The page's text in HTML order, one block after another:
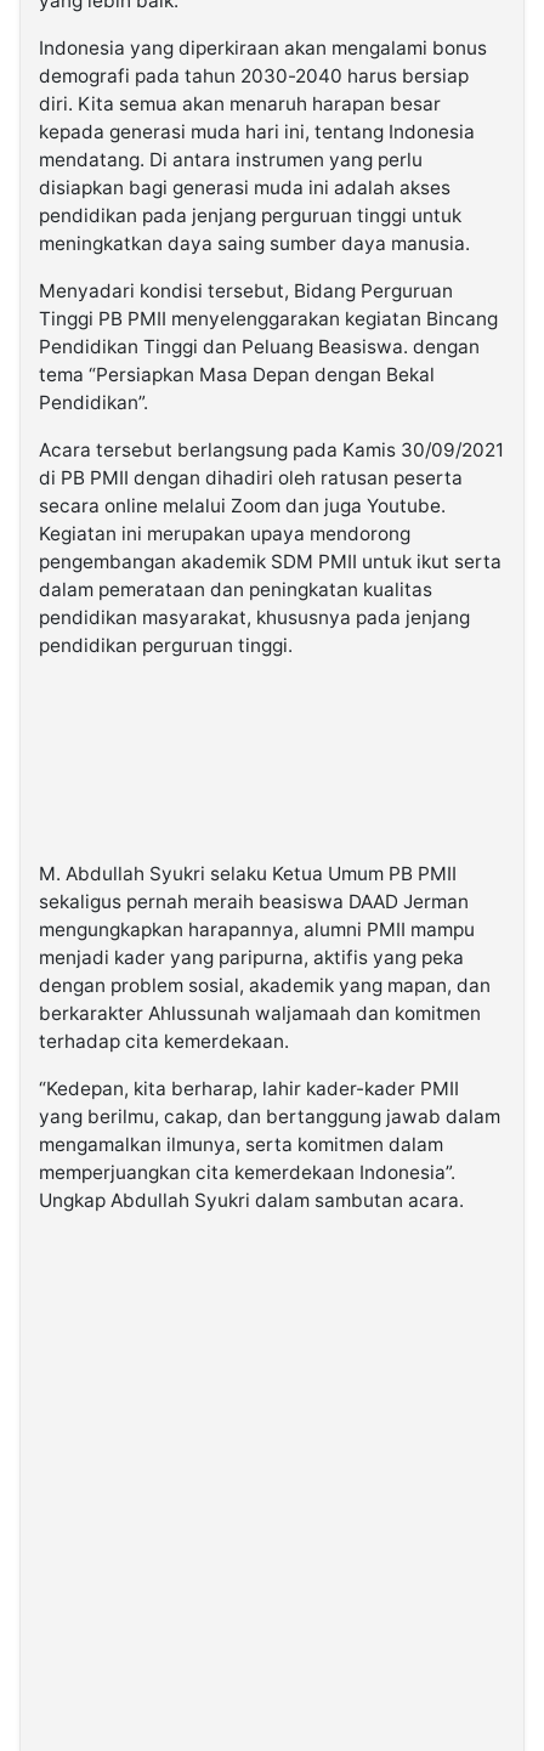
Indonesia yang diperkiraan akan mengalami bonus
demografi pada tahun 2030-2040 harus bersiap
diri. Kita semua akan menaruh harapan besar
kepada generasi muda hari ini, tentang Indonesia
mendatang. Di antara instrumen yang perlu
disiapkan bagi generasi muda ini adalah akses
pendidikan pada jenjang perguruan tinggi untuk
meningkatkan daya saing sumber daya manusia.
Menyadari kondisi tersebut, Bidang Perguruan
Tinggi PB PMII menyelenggarakan kegiatan Bincang
Pendidikan Tinggi dan Peluang Beasiswa. dengan
tema “Persiapkan Masa Depan dengan Bekal
Pendidikan”.
Acara tersebut berlangsung pada Kamis 30/09/2021
di PB PMII dengan dihadiri oleh ratusan peserta
secara online melalui Zoom dan juga Youtube.
Kegiatan ini merupakan upaya mendorong
pengembangan akademik SDM PMII untuk ikut serta
dalam pemerataan dan peningkatan kualitas
pendidikan masyarakat, khususnya pada jenjang
pendidikan perguruan tinggi.
M. Abdullah Syukri selaku Ketua Umum PB PMII
sekaligus pernah meraih beasiswa DAAD Jerman
mengungkapkan harapannya, alumni PMII mampu
menjadi kader yang paripurna, aktifis yang peka
dengan problem sosial, akademik yang mapan, dan
berkarakter Ahlussunah waljamaah dan komitmen
terhadap cita kemerdekaan.
“Kedepan, kita berharap, lahir kader-kader PMII
yang berilmu, cakap, dan bertanggung jawab dalam
mengamalkan ilmunya, serta komitmen dalam
memperjuangkan cita kemerdekaan Indonesia”.
Ungkap Abdullah Syukri dalam sambutan acara.